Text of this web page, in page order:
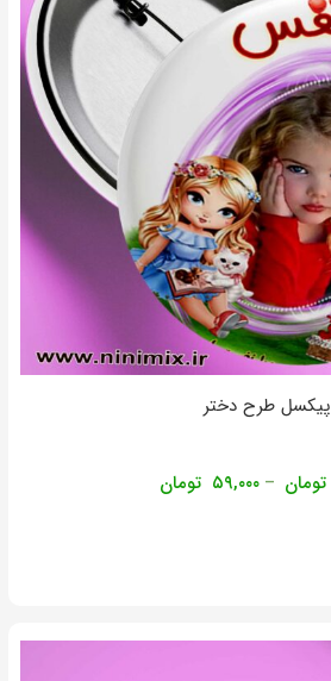
پیکسل طرح دختر
تومان – ۵۹,۰۰۰ تومان